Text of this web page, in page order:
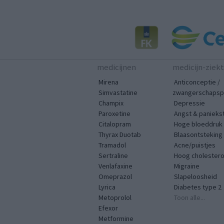
medicijnen
Mirena
Simvastatine
Champix
Paroxetine
Citalopram
Thyrax Duotab
Tramadol
Sertraline
Venlafaxine
Omeprazol
Lyrica
Metoprolol
Efexor
Metformine
medicijn-
Anticonceptie /
Depressie
Angst &
Hoge bloeddruk
Blaasontsteking
Acne/puistjes
Hoog
Migraine
Slapeloosheid
Diabetes type 2
Toon alle...